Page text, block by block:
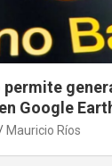
permite
Google
Mauricio Ríos